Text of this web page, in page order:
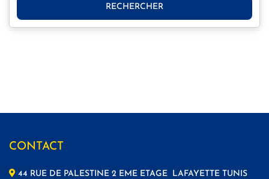
RECHERCHER
CONTACT
44 RUE DE PALESTINE 2 EME ETAGE LAFAYETTE TUNIS